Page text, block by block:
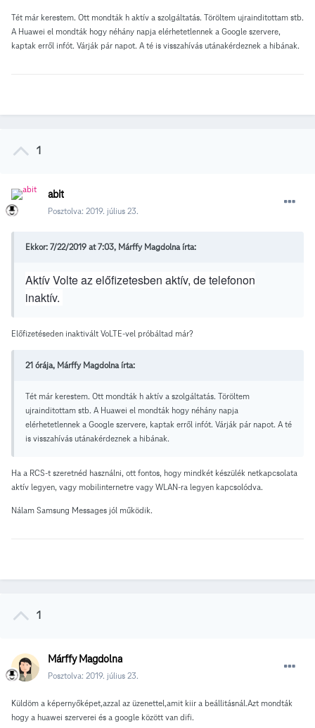
Tét már kerestem. Ott mondták h aktív a szolgáltatás. Töröltem ujrainditottam stb.
A Huawei el mondták hogy néhány napja elérhetetlennek a Google szervere,
kaptak erről infót. Várják pár napot. A té is visszahívás utánakérdeznek a hibának.
1
abit
Posztolva: 2019. július 23.
Ekkor: 7/22/2019 at 7:03, Márffy Magdolna írta:
Aktív Volte az előfizetesben aktív, de telefonon
inaktív.
Előfizetéseden inaktivált VoLTE-vel próbáltad már?
21 órája, Márffy Magdolna írta:
Tét már kerestem. Ott mondták h aktív a szolgáltatás. Töröltem
ujrainditottam stb. A Huawei el mondták hogy néhány napja
elérhetetlennek a Google szervere, kaptak erről infót. Várják pár napot. A té
is visszahívás utánakérdeznek a hibának.
Ha a RCS-t szeretnéd használni, ott fontos, hogy mindkét készülék netkapcsolata
aktív legyen, vagy mobilinternetre vagy WLAN-ra legyen kapcsolódva.
Nálam Samsung Messages jól működik.
1
Márffy Magdolna
Posztolva: 2019. július 23.
Küldöm a képernyőképet,azzal az üzenettel,amit kiir a beállitásnál.Azt mondták
hogy a huawei szerverei és a google között van difi.